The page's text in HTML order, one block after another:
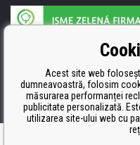
Producătorul umpluturii de
ISO 9001, ISO 14001 şi STMC.
Acest site web
dumneavoastră, folosim
măsurarea performanței
publicitate personalizată.
utilizarea site-ului web cu